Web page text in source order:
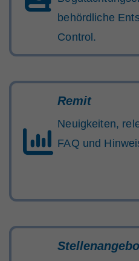
behördliche
Control.
Remit
Neuigkeiten,
FAQ und